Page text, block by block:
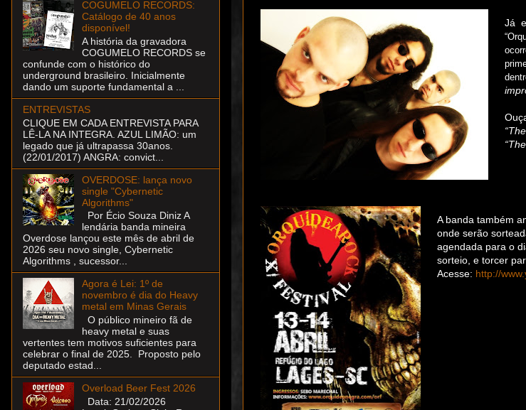
Já
A banda também
onde serão
agendada para o
sorteio, e torcer
Acesse: http://
COGUMELO RECORDS:
Catálogo de 40 anos
disponível!
A história da gravadora
COGUMELO RECORDS se
confunde com o histórico do
underground brasileiro. Inicialmente
dando um suporte fundamental a ...
ENTREVISTAS
CLIQUE EM CADA ENTREVISTA PARA
LÊ-LA NA INTEGRA. AZUL LIMÃO: um
legado que já ultrapassa 30anos.
(22/01/2017) ANGRA: convict...
OVERDOSE: lança novo
single "Cybernetic
Algorithms"
Por Écio Souza Diniz A
lendária banda mineira
Overdose lançou este mês de abril de
2026 seu novo single, Cybernetic
Algorithms , sucessor...
Agora é Lei: 1º de
novembro é dia do Heavy
metal em Minas Gerais
O público mineiro fã de
heavy metal e suas
vertentes tem motivos suficientes para
celebrar o final de 2025. Proposto pelo
deputado estad...
Overload Beer Fest 2026
Data: 21/02/2026